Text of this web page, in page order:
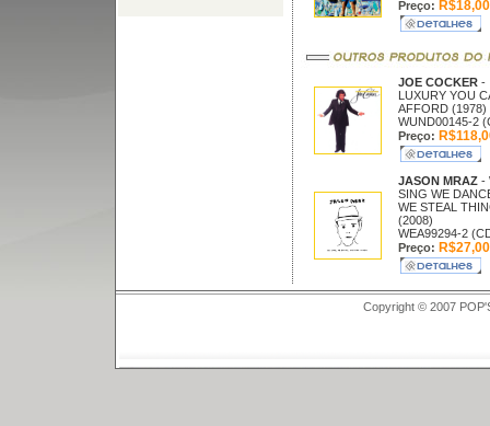
Preço: R$18,00
JOE COCKER -
LUXURY YOU
AFFORD (1978)
WUND00145-2
Preço:
JASON MRAZ -
SING WE
WE STEAL
(2008)
WEA99294-2
Preço: R$27,00
Copyright © 2007